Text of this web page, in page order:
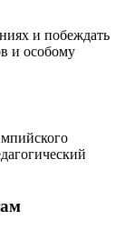
и побеждать
и особому